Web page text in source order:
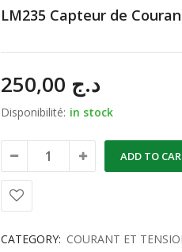
LM235 Capteur de
د.ج
Disponibilité: in stock
ADD TO
CATEGORY: COURANT ET